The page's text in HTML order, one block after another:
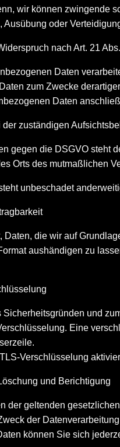
wir können zwingende
Ausübung oder
nach Art. 21
Daten
zum Zwecke
Daten
zuständigen
gegen die DSGVO steht
Orts des mutmaßlichen
unbeschadet
Daten, die wir auf
aushändigen zu
Sicherheitsgründen und
Eine
Verschlüsselung
und Berichtigung
der geltenden
der
können Sie sich